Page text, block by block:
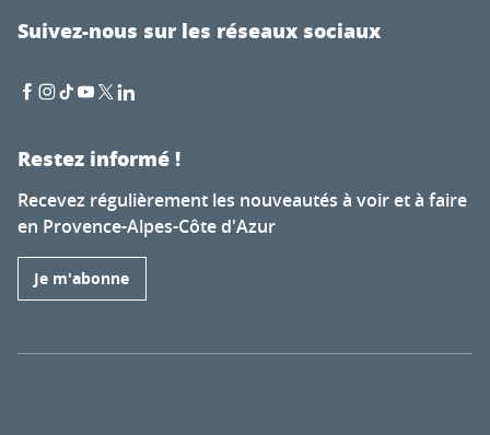
Suivez-nous sur les réseaux sociaux
Restez informé !
Recevez régulièrement les nouveautés à voir et à faire
en Provence-Alpes-Côte d'Azur
Je m'abonne